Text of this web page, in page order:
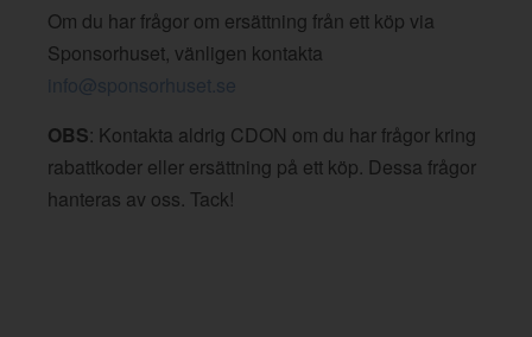
Om du har frågor om ersättning från ett köp via
Sponsorhuset, vänligen kontakta
info@sponsorhuset.se
OBS: Kontakta aldrig CDON om du har frågor kring
rabattkoder eller ersättning på ett köp. Dessa frågor
hanteras av oss. Tack!